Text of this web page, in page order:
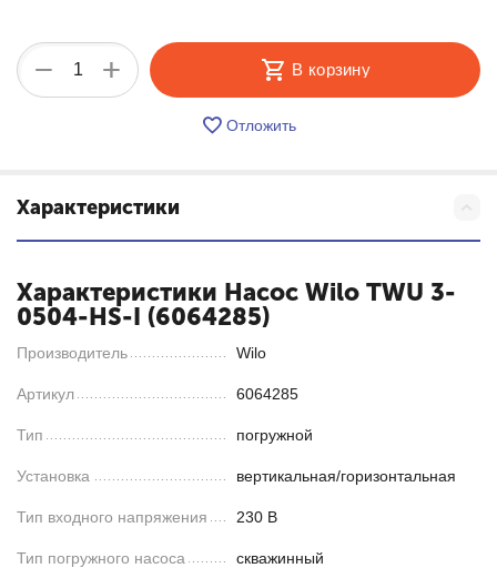
+
− В корзину
Отложить
Характеристики
Характеристики Насос Wilo TWU 3-
0504-HS-I (6064285)
Производитель Wilo
Артикул 6064285
Тип погружной
Установка вертикальная/горизонтальная
Тип входного напряжения 230 В
Тип погружного насоса скважинный